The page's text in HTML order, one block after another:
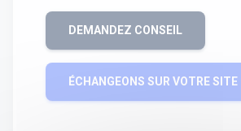
DEMANDEZ CONSEIL
ÉCHANGEONS SUR VOTRE SITE